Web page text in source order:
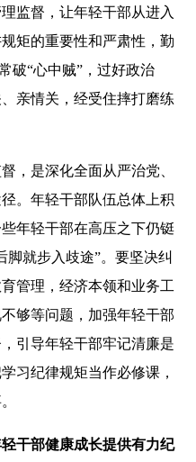
监督，让年轻干部从进入
矩的重要性和严肃性，勤
破“心中贼”，过好政治
亲情关，经受住摔打磨练
是深化全面从严治党、
。年轻干部队伍总体上积
年轻干部在高压之下仍铤
脚就步入歧途”。要坚决纠
管理，经济本领和业务工
够等问题，加强年轻干部
引导年轻干部牢记清廉是
习纪律规矩当作必修课，
部健康成长提供有力纪